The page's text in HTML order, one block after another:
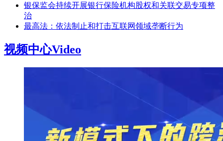
银保监会持续开展银行保险机构股权和关联交易专项整
治
最高法：依法制止和打击互联网领域垄断行为
视频中心Video